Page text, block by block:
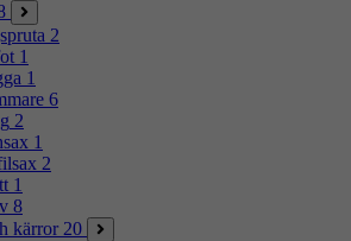
2
1
1
6
2
1
2
1
8
kärror 20